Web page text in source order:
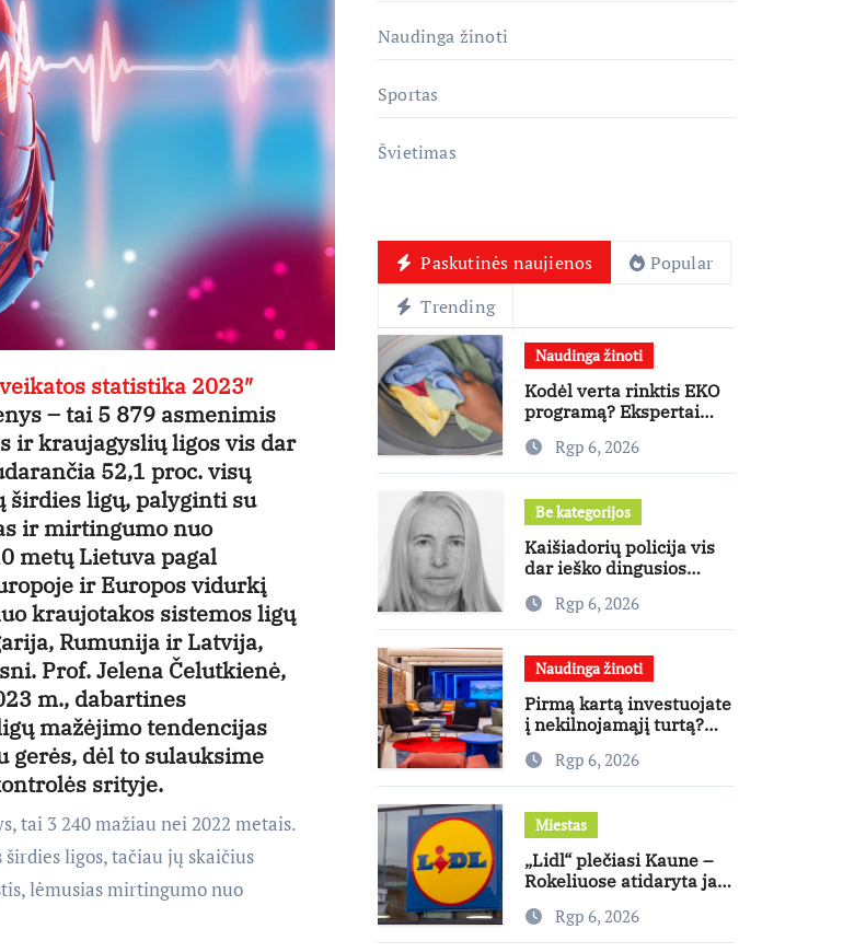
statistika 2023″
– tai 5 879 asmenimis
ir kraujagyslių ligos vis dar
52,1 proc. visų
ligų, palyginti su
ir mirtingumo nuo
metų Lietuva pagal
ir Europos vidurkį
kraujotakos sistemos ligų
Rumunija ir Latvija,
Prof. Jelena Čelutkienė,
m., dabartines
mažėjimo tendencijas
dėl to sulauksime
srityje.
tai 3 240 mažiau nei 2022 metais.
ligos, tačiau jų skaičius
lėmusias mirtingumo nuo
Naudinga žinoti
Sportas
Švietimas
Paskutinės naujienos
Popular
Trending
Naudinga žinoti
Kodėl verta rinktis EKO
programą? Ekspertai
mitusRgp 6, 2026
Be kategorijos
Kaišiadorių policija vis
dar ieško dingusios
Rgp 6, 2026
Naudinga žinoti
Pirmą kartą investuojate
į nekilnojamąjį turtą?
pasirinkti būstą, kuris
generuos grąžą
Rgp 6, 2026
Miestas
„Lidl“ plečiasi Kaune –
Rokeliuose atidaryta jau
miesteRgp 6, 2026